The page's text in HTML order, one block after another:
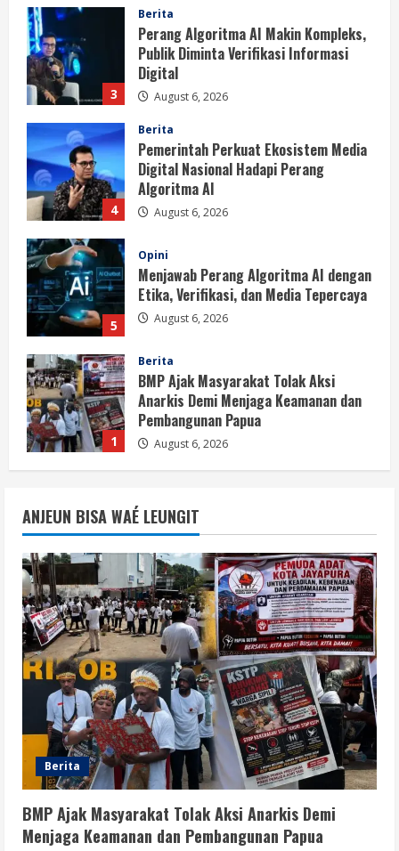
3
Berita
Perang Algoritma AI Makin Kompleks,
Publik Diminta Verifikasi Informasi
Digital
August 6, 2026
4
Berita
Pemerintah Perkuat Ekosistem Media
Digital Nasional Hadapi Perang
Algoritma AI
August 6, 2026
5
Opini
Menjawab Perang Algoritma AI dengan
Etika, Verifikasi, dan Media Tepercaya
August 6, 2026
1
Berita
BMP Ajak Masyarakat Tolak Aksi
Anarkis Demi Menjaga Keamanan dan
Pembangunan Papua
August 6, 2026
2
BMP Kecam Aksi KNPB, Serukan
Persatuan Demi Papua yang Kondusif
August 6, 2026
3
Berita
Perang Algoritma AI Makin Kompleks,
Publik Diminta Verifikasi Informasi
Digital
August 6, 2026
4
Berita
Pemerintah Perkuat Ekosistem Media
Digital Nasional Hadapi Perang
Algoritma AI
August 6, 2026
Opini
ANJEUN BISA WAÉ LEUNGIT
Berita
BMP Ajak Masyarakat Tolak Aksi Anarkis Demi
Menjaga Keamanan dan Pembangunan Papua